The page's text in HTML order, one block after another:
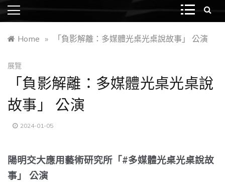
Home » 「負影解離：多媒體光桌光桌說故事」 公演
展覽
「負影解離：多媒體光桌光桌說
故事」 公演
2024-01-05
陽明交大應用藝術研究所「#多媒體光桌光桌說故
事」 公演